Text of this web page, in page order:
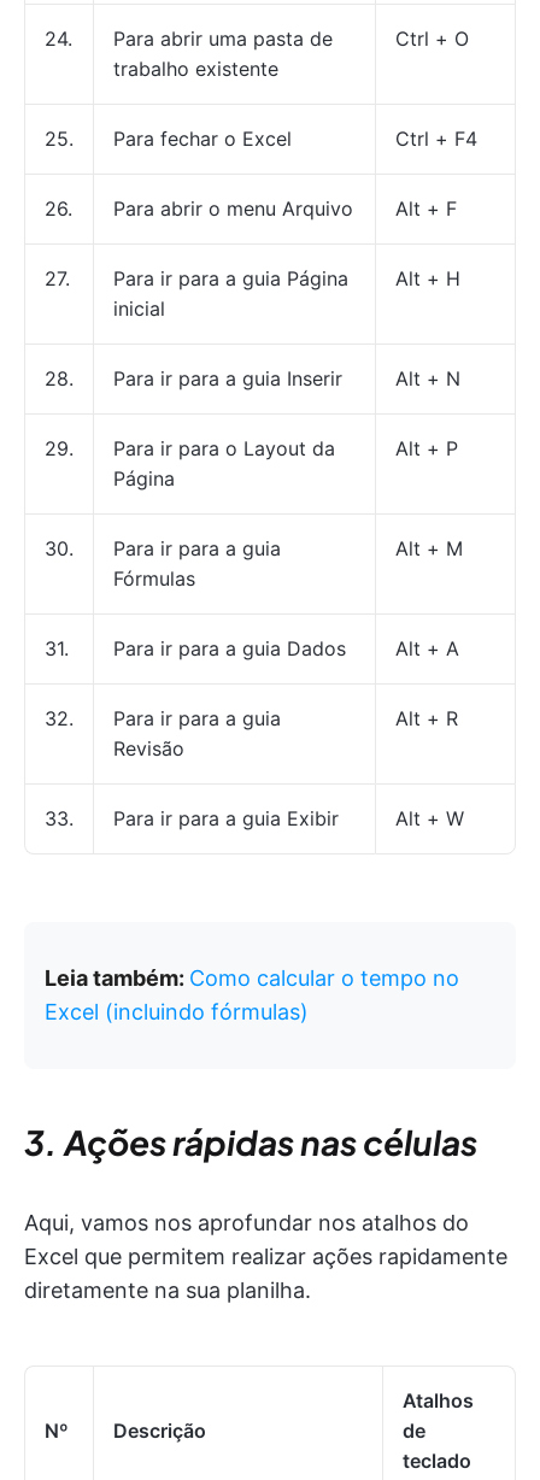
24.
Para abrir uma pasta de
trabalho existente
Ctrl + O
25. Para fechar o Excel Ctrl + F4
26. Para abrir o menu Arquivo Alt + F
27.
Para ir para a guia Página
inicial
Alt + H
28. Para ir para a guia Inserir Alt + N
29.
Para ir para o Layout da
Página
Alt + P
30.
Para ir para a guia
Fórmulas
Alt + M
31. Para ir para a guia Dados Alt + A
32.
Para ir para a guia
Revisão
Alt + R
33. Para ir para a guia Exibir Alt + W
Leia também: Como calcular o tempo no
Excel (incluindo fórmulas)
3. Ações rápidas nas células
Aqui, vamos nos aprofundar nos atalhos do
Excel que permitem realizar ações rapidamente
diretamente na sua planilha.
Nº Descrição
Atalhos
de
teclado